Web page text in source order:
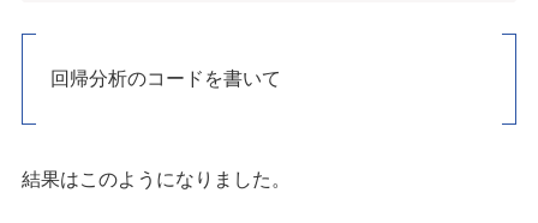
回帰分析のコードを書いて
結果はこのようになりました。